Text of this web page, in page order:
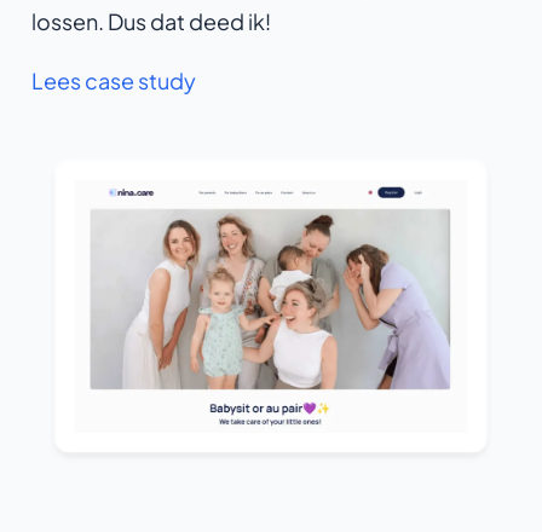
lossen. Dus dat deed ik!
Lees case study